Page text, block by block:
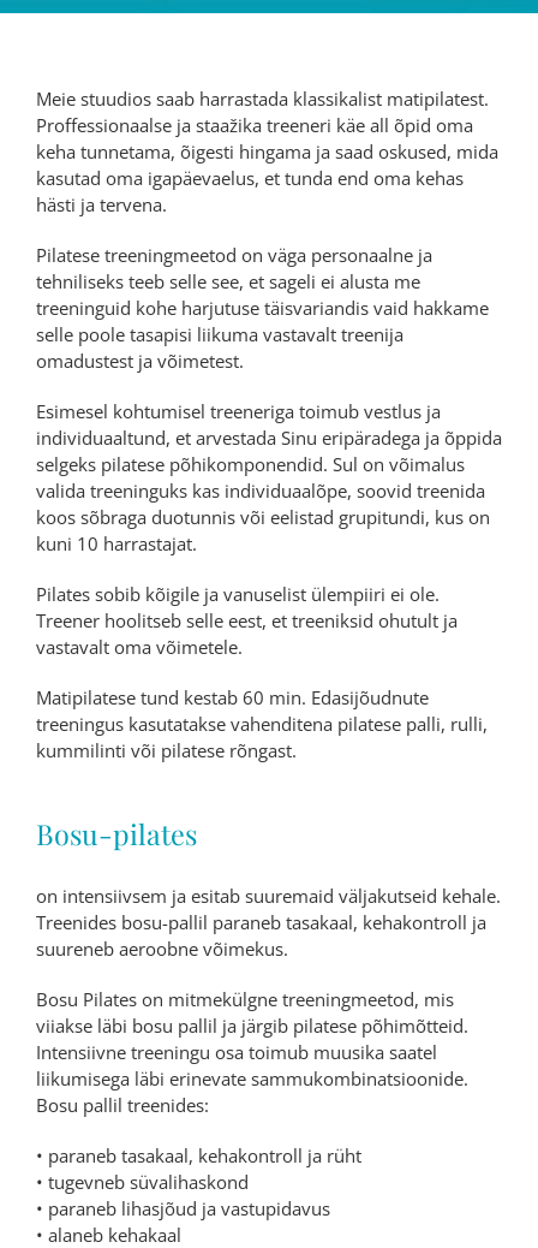
Meie stuudios saab harrastada klassikalist matipilatest.
Proffessionaalse ja staažika treeneri käe all õpid oma
keha tunnetama, õigesti hingama ja saad oskused, mida
kasutad oma igapäevaelus, et tunda end oma kehas
hästi ja tervena.
Pilatese treeningmeetod on väga personaalne ja
tehniliseks teeb selle see, et sageli ei alusta me
treeninguid kohe harjutuse täisvariandis vaid hakkame
selle poole tasapisi liikuma vastavalt treenija
omadustest ja võimetest.
Esimesel kohtumisel treeneriga toimub vestlus ja
individuaaltund, et arvestada Sinu eripäradega ja õppida
selgeks pilatese põhikomponendid. Sul on võimalus
valida treeninguks kas individuaalõpe, soovid treenida
koos sõbraga duotunnis või eelistad grupitundi, kus on
kuni 10 harrastajat.
Pilates sobib kõigile ja vanuselist ülempiiri ei ole.
Treener hoolitseb selle eest, et treeniksid ohutult ja
vastavalt oma võimetele.
Matipilatese tund kestab 60 min. Edasijõudnute
treeningus kasutatakse vahenditena pilatese palli, rulli,
kummilinti või pilatese rõngast.
Bosu-pilates
on intensiivsem ja esitab suuremaid väljakutseid kehale.
Treenides bosu-pallil paraneb tasakaal, kehakontroll ja
suureneb aeroobne võimekus.
Bosu Pilates on mitmekülgne treeningmeetod, mis
viiakse läbi bosu pallil ja järgib pilatese põhimõtteid.
Intensiivne treeningu osa toimub muusika saatel
liikumisega läbi erinevate sammukombinatsioonide.
Bosu pallil treenides:
• paraneb tasakaal, kehakontroll ja rüht
• tugevneb süvalihaskond
• paraneb lihasjõud ja vastupidavus
• alaneb kehakaal